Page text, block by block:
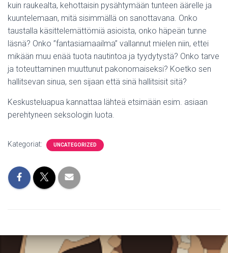
kuin raukealta, kehottaisin pysähtymään tunteen äärelle ja
kuuntelemaan, mitä sisimmällä on sanottavana. Onko
taustalla käsittelemättömiä asioista, onko häpeän tunne
läsnä? Onko ”fantasiamaailma” vallannut mielen niin, ettei
mikään muu enää tuota nautintoa ja tyydytystä? Onko tarve
ja toteuttaminen muuttunut pakonomaiseksi? Koetko sen
hallitsevan sinua, sen sijaan että sinä hallitsisit sitä?
Keskusteluapua kannattaa lähteä etsimään esim. asiaan
perehtyneen seksologin luota.
Kategoriat: UNCATEGORIZED